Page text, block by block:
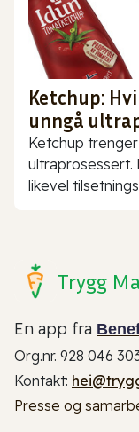
Ketchup:
unngå
Ketchup
ultraprosessert.
likevel
Trygg
En app fra
Org.nr. 928 046
Kontakt:
Presse og